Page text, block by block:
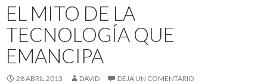
EL MITO DE LA
TECNOLOGÍA QUE
EMANCIPA
28 ABRIL 2013 DAVID DEJA UN COMENTARIO